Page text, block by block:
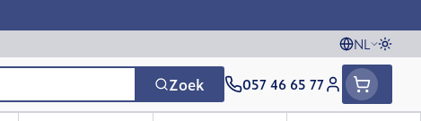
NL
Talen
Zoek 057 46 65 77
Klant menu